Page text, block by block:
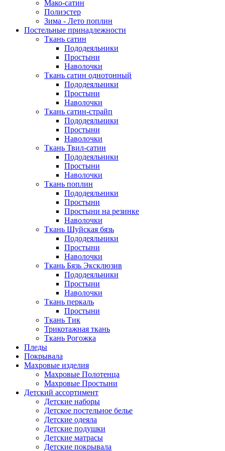
Мако-сатин
Полиэстер
Зима - Лето поплин
Постельные принадлежности
Ткань сатин
Пододеяльники
Простыни
Наволочки
Ткань сатин однотонный
Пододеяльники
Простыни
Наволочки
Ткань сатин-страйп
Пододеяльники
Простыни
Наволочки
Ткань Твил-сатин
Пододеяльники
Простыни
Наволочки
Ткань поплин
Пододеяльники
Простыни
Простыни на резинке
Наволочки
Ткань Шуйская бязь
Пододеяльники
Простыни
Наволочки
Ткань Бязь Эксклюзив
Пододеяльники
Простыни
Наволочки
Ткань перкаль
Простыни
Ткань Тик
Трикотажная ткань
Ткань Рогожка
Пледы
Покрывала
Махровые изделия
Махровые Полотенца
Махровые Простыни
Детский ассортимент
Детские наборы
Детское постельное белье
Детские одеяла
Детские подушки
Детские матрасы
Детские покрывала